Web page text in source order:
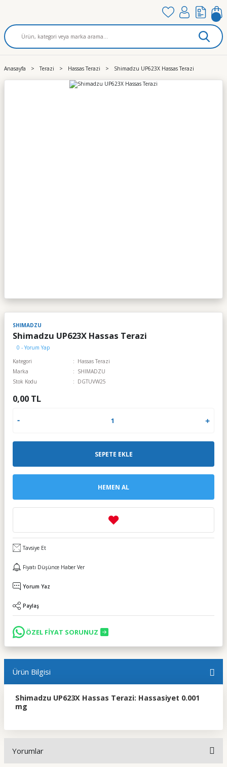
Anasayfa Terazi Hassas Terazi Shimadzu UP623X Hassas Terazi
SHIMADZU
Shimadzu UP623X Hassas Terazi
0 - Yorum Yap
Kategori
Hassas Terazi
Marka
SHIMADZU
Stok Kodu
DGTUVW25
0,00 TL
SEPETE EKLE
HEMEN AL
Tavsiye Et
Fiyatı Düşünce Haber Ver
Yorum Yaz
Paylaş
ÖZEL FİYAT SORUNUZ
Ürün Bilgisi
Shimadzu UP623X Hassas Terazi: Hassasiyet 0.001
mg
Yorumlar